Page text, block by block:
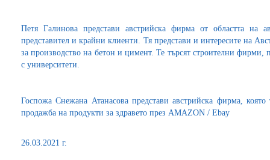
Петя Галинова представи австрийска фирма от областта на
представител и крайни клиенти. Тя представи и интересите на
за производство на бетон и цимент. Те търсят строителни
с университети.
Госпожа Снежана Атанасова представи австрийска фирма,
продажба на продукти за здравето през AMAZON / Ebay
26.03.2021 г.